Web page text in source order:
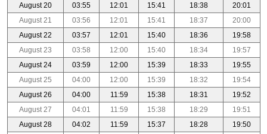
August 20 03:55 12:01 15:41 18:38
20:01
August 21
03:56 12:01 15:41 18:37
20:00
August 22
03:57 12:01 15:40 18:36
19:58
August 23
03:58 12:00 15:40 18:34
19:57
August 24
03:59 12:00 15:39 18:33
19:55
August 25
04:00 12:00 15:39 18:32
19:54
August 26
04:00 11:59 15:38 18:31
19:52
August 27
04:01 11:59 15:38 18:29
19:51
August 28
04:02 11:59 15:37 18:28
19:50